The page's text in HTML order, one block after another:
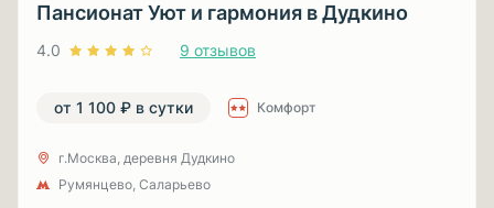
Пансионат Уют и гармония в Дудкино
4.0 9 отзывов
от 1 100 ₽ в сутки Комфорт
г.Москва, деревня Дудкино
Румянцево, Саларьево